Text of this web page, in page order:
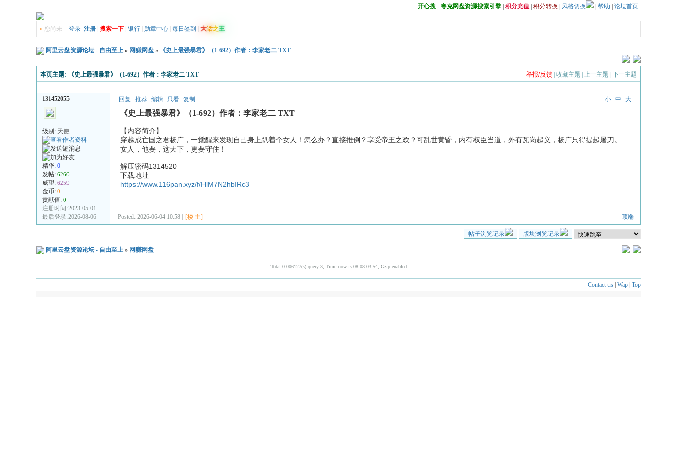
开心搜 - 夸克网盘资源搜索引擎 积分充值 积分转换 风格切换 帮助 论坛首页
» 您尚未 登录 注册 搜索一下 银行 勋章中心 每日签到 大话之王
阿里云盘资源论坛 - 自由至上 » 网赚网盘 » 《史上最强暴君》（1-692）作者：李家老二 TXT
本页主题: 《史上最强暴君》（1-692）作者：李家老二 TXT 举报/反馈 收藏主题 上一主题 下一主题
131452055
级别: 天使
精华: 0
发帖: 6260
威望: 6259
金币: 0
贡献值: 0
注册时间:2023-05-01
最后登录:2026-08-06
小 中 大
回复 推荐 编辑 只看 复制
《史上最强暴君》（1-692）作者：李家老二 TXT
【内容简介】
穿越成亡国之君杨广，一觉醒来发现自己身上趴着个女人！怎么办？直接推倒？享受帝王之欢？可乱世黄昏，内有权臣当道，外有瓦岗起义，杨广只得提起屠刀。
女人，他要，这天下，更要守住！
解压密码1314520
下载地址
https://www.116pan.xyz/f/HlM7N2hbIRc3
顶端
Posted: 2026-06-04 10:58 | [楼 主]
帖子浏览记录 版块浏览记录
阿里云盘资源论坛 - 自由至上 » 网赚网盘
Total 0.006127(s) query 3, Time now is:08-08 03:54, Gzip enabled
Contact us Wap Top